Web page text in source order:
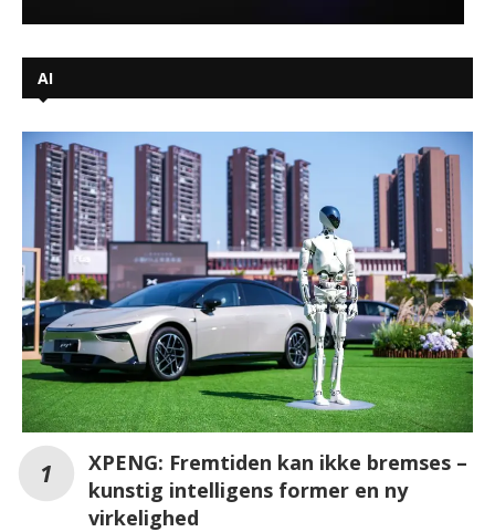
AI
XPENG: Fremtiden kan ikke bremses –
kunstig intelligens former en ny
virkelighed